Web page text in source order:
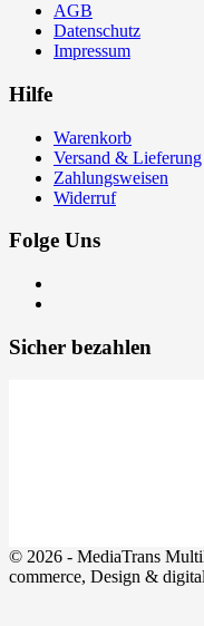
AGB
Datenschutz
Impressum
Hilfe
Warenkorb
Versand & Lieferung
Zahlungsweisen
Widerruf
Folge Uns
Sicher bezahlen
© 2026 - MediaTrans
commerce, Design &